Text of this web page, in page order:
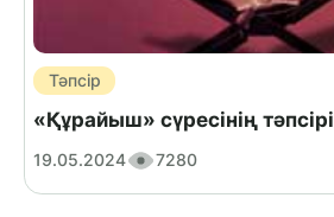
Тәпсір
«Құрайыш» сүресінің тәпсірі
19.05.2024 7280